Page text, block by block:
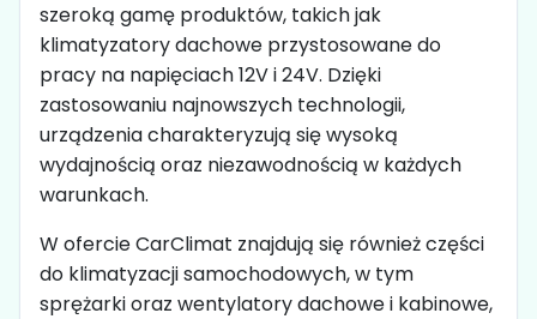
szeroką gamę produktów, takich jak
klimatyzatory dachowe przystosowane do
pracy na napięciach 12V i 24V. Dzięki
zastosowaniu najnowszych technologii,
urządzenia charakteryzują się wysoką
wydajnością oraz niezawodnością w każdych
warunkach.
W ofercie CarClimat znajdują się również części
do klimatyzacji samochodowych, w tym
sprężarki oraz wentylatory dachowe i kabinowe,